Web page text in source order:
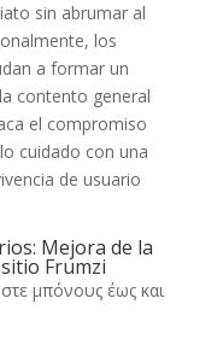
sin abrumar al
los
a formar un
contento general
el compromiso
cuidado con una
de usuario
Mejora de la
Frumzi